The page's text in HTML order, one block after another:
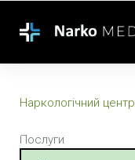
Наркологічний центр
Послуги